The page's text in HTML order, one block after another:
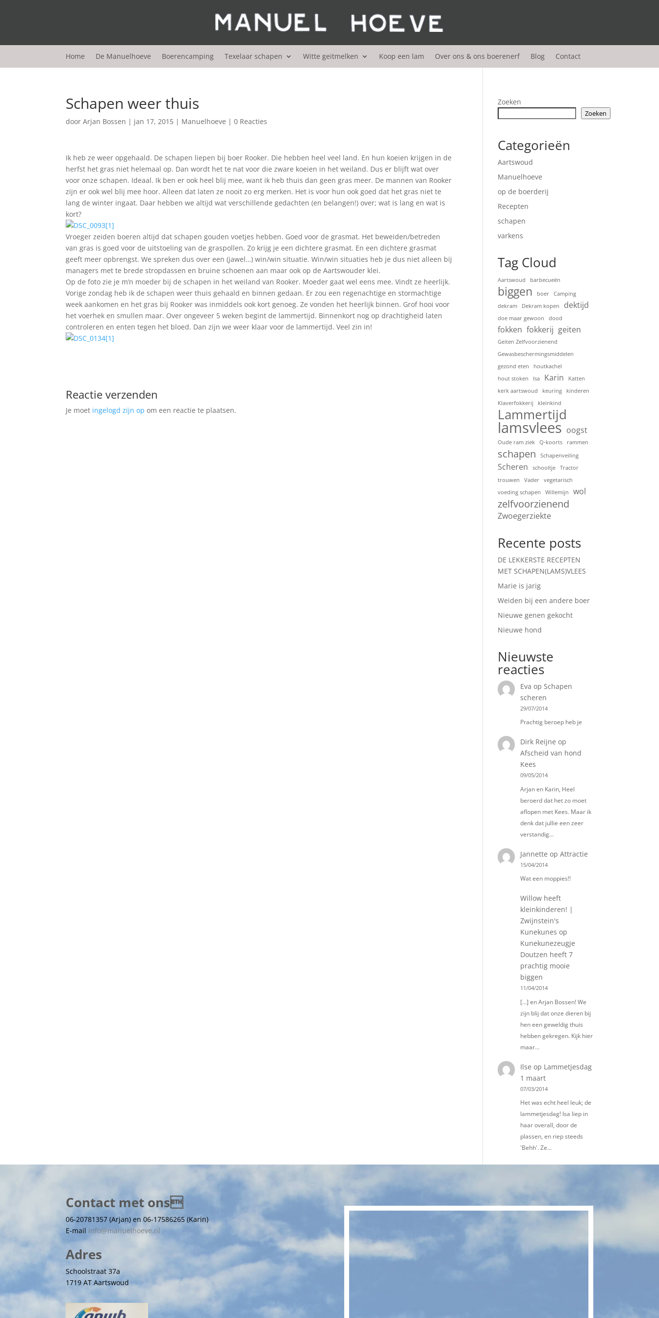
Home De Manuelhoeve Boerencamping Texelaar schapen Witte geitmelken Koop een lam Over ons & ons boerenerf Blog Contact
Schapen weer thuis
doorArjan Bossen | jan 17, 2015 | Manuelhoeve |0 Reacties
Ik heb ze weer opgehaald. De schapen liepen bij boer Rooker. Die hebben heel veel land. En hun koeien krijgen in de
herfst het gras niet helemaal op. Dan wordt het te nat voor die zware koeien in het weiland. Dus er blijft wat over
voor onze schapen. Ideaal. Ik ben er ook heel blij mee, want ik heb thuis dan geen gras meer. De mannen van Rooker
zijn er ook wel blij mee hoor. Alleen dat laten ze nooit zo erg merken. Het is voor hun ook goed dat het gras niet te
lang de winter ingaat. Daar hebben we altijd wat verschillende gedachten (en belangen!) over; wat is lang en wat is
kort?
Vroeger zeiden boeren altijd dat schapen gouden voetjes hebben. Goed voor de grasmat. Het beweiden/betreden
van gras is goed voor de uitstoeling van de graspollen. Zo krijg je een dichtere grasmat. En een dichtere grasmat
geeft meer opbrengst. We spreken dus over een (jawel…) win/win situatie. Win/win situaties heb je dus niet alleen bij
managers met te brede stropdassen en bruine schoenen aan maar ook op de Aartswouder klei.
Op de foto zie je m’n moeder bij de schapen in het weiland van Rooker. Moeder gaat wel eens mee. Vindt ze heerlijk.
Vorige zondag heb ik de schapen weer thuis gehaald en binnen gedaan. Er zou een regenachtige en stormachtige
week aankomen en het gras bij Rooker was inmiddels ook kort genoeg. Ze vonden het heerlijk binnen. Grof hooi voor
het voerhek en smullen maar. Over ongeveer 5 weken begint de lammertijd. Binnenkort nog op drachtigheid laten
controleren en enten tegen het bloed. Dan zijn we weer klaar voor de lammertijd. Veel zin in!
Reactie verzenden
Je moet ingelogd zijn op om een reactie te plaatsen.
Zoeken
Zoeken
Categorieën
Aartswoud
Manuelhoeve
op de boerderij
Recepten
schapen
varkens
Tag Cloud
Aartswoud barbecueën
biggen boer
Camping
dekram
Dekram kopen dektijd
doe maar gewoon dood
fokken fokkerij geiten
Geiten Zelfvoorzienend
Gewasbeschermingsmiddelen
gezond eten
houtkachel
hout stoken
Isa Karin
Katten
kerk aartswoud
keuring
kinderen
Klaverfokkerij
kleinkind
Lammertijd
lamsvlees oogst
Oude ram ziek Q-koorts rammen
schapen Schapenveiling
Scheren schooltje
Tractor
trouwen
Vader
vegetarisch
voeding schapen
Willemijn wol
zelfvoorzienend
Zwoegerziekte
Recente posts
DE LEKKERSTE RECEPTEN
MET SCHAPEN(LAMS)VLEES
Marie is jarig
Weiden bij een andere boer
Nieuwe genen gekocht
Nieuwe hond
Nieuwste
reacties
Eva op Schapen
scheren
29/07/2014
Prachtig beroep heb je
Dirk Reijne op
Afscheid van hond
Kees
09/05/2014
Arjan en Karin, Heel
beroerd dat het zo moet
aflopen met Kees. Maar ik
denk dat jullie een zeer
verstandig…
Jannette op Attractie
15/04/2014
Wat een moppies!!
Willow heeft
kleinkinderen! |
Zwijnstein's
Kunekunes op
Kunekunezeugje
Doutzen heeft 7
prachtig mooie
biggen
11/04/2014
[…] en Arjan Bossen! We
zijn blij dat onze dieren bij
hen een geweldig thuis
hebben gekregen. Kijk hier
maar…
Ilse op Lammetjesdag
1 maart
07/03/2014
Het was echt heel leuk; de
lammetjesdag! Isa liep in
haar overall, door de
plassen, en riep steeds
'Behh'. Ze…
Contact met ons
06-20781357 (Arjan) en 06-17586265 (Karin)
E-mail info@manuelhoeve.nl
Adres
Schoolstraat 37a
1719 AT Aartswoud